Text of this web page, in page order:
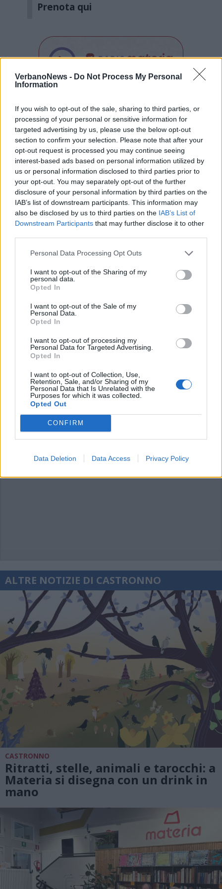
VerbanoNews - Do Not Process My Personal
Information
If you wish to opt-out of the sale, sharing to third parties, or
processing of your personal or sensitive information for
targeted advertising by us, please use the below opt-out
section to confirm your selection. Please note that after your
opt-out request is processed you may continue seeing
interest-based ads based on personal information utilized by
us or personal information disclosed to third parties prior to
your opt-out. You may separately opt-out of the further
disclosure of your personal information by third parties on the
IAB’s list of downstream participants. This information may
also be disclosed by us to third parties on the IAB’s List of
Downstream Participants that may further disclose it to other
Personal Data Processing Opt Outs
I want to opt-out of the Sharing of my
personal data.
Opted In
I want to opt-out of the Sale of my
Personal Data.
Opted In
I want to opt-out of processing my
Personal Data for Targeted Advertising.
Opted In
I want to opt-out of Collection, Use,
Retention, Sale, and/or Sharing of my
Personal Data that Is Unrelated with the
Purposes for which it was collected.
Opted Out
CONFIRM
Data Deletion Data Access Privacy Policy
Prenota qui
Via Confalonieri, 5
Castronno
Tutti gli eventi
diagosto
PIÙ INFORMAZIONI SU
castronno
LEGGI GLI ALTRI ARTICOLI DI
CULTURA
ALTRE NOTIZIE DI CASTRONNO
CASTRONNO
Ritratti, stelle, animali e tarocchi: a
Materia si disegna con un drink in
mano